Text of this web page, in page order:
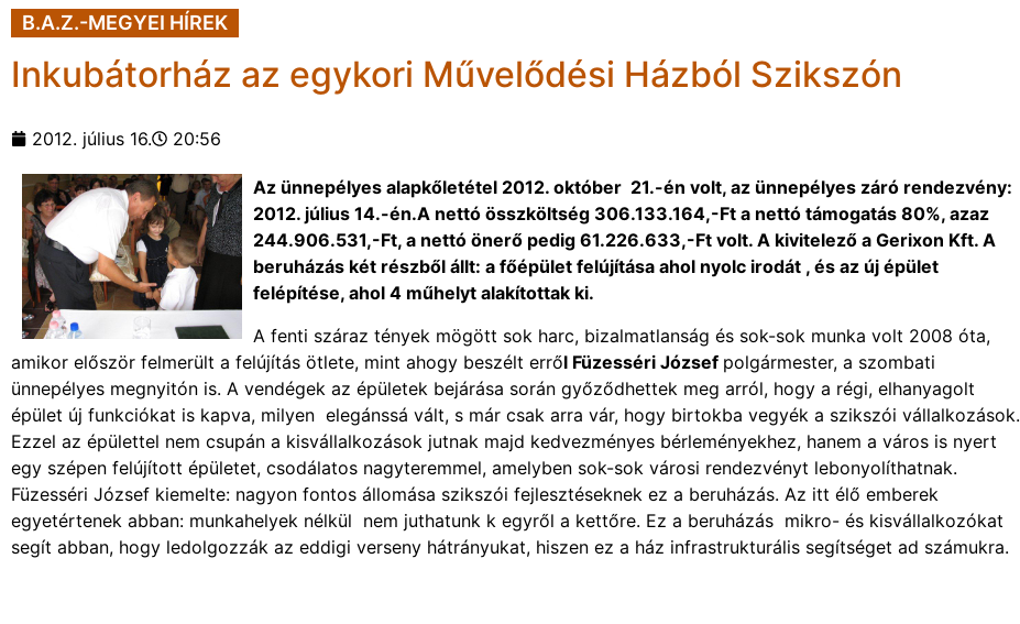
B.A.Z.-MEGYEI HÍREK
Inkubátorház az egykori Művelődési Házból Szikszón
2012. július 16. 20:56
Az ünnepélyes alapkőletétel 2012. október 21.-én volt, az ünnepélyes záró rendezvény:
2012. július 14.-én.A nettó összköltség 306.133.164,-Ft a nettó támogatás 80%, azaz
244.906.531,-Ft, a nettó önerő pedig 61.226.633,-Ft volt. A kivitelező a Gerixon Kft. A
beruházás két részből állt: a főépület felújítása ahol nyolc irodát , és az új épület
felépítése, ahol 4 műhelyt alakítottak ki.
A fenti száraz tények mögött sok harc, bizalmatlanság és sok-sok munka volt 2008 óta,
amikor először felmerült a felújítás ötlete, mint ahogy beszélt erről Füzesséri József polgármester, a szombati
ünnepélyes megnyitón is. A vendégek az épületek bejárása során győződhettek meg arról, hogy a régi, elhanyagolt
épület új funkciókat is kapva, milyen elegánssá vált, s már csak arra vár, hogy birtokba vegyék a szikszói vállalkozások.
Ezzel az épülettel nem csupán a kisvállalkozások jutnak majd kedvezményes bérleményekhez, hanem a város is nyert
egy szépen felújított épületet, csodálatos nagyteremmel, amelyben sok-sok városi rendezvényt lebonyolíthatnak.
Füzesséri József kiemelte: nagyon fontos állomása szikszói fejlesztéseknek ez a beruházás. Az itt élő emberek
egyetértenek abban: munkahelyek nélkül nem juthatunk k egyről a kettőre. Ez a beruházás mikro- és kisvállalkozókat
segít abban, hogy ledolgozzák az eddigi verseny hátrányukat, hiszen ez a ház infrastrukturális segítséget ad számukra.